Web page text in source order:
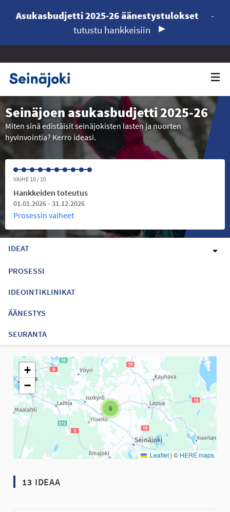
Asukasbudjetti 2025-26 äänestystulokset
-
tutustu hankkeisiin
Seinäjoen asukasbudjetti 2025-26
Miten sinä edistäisit seinäjokisten lasten ja nuorten
hyvinvointia? Kerro ideasi.
VAIHE 10 / 10
Hankkeiden toteutus
01.01.2026 - 31.12.2026
Prosessin vaiheet
IDEAT
PROSESSI
IDEOINTIKLINIKAT
ÄÄNESTYS
SEURANTA
Seuraavassa elementissä on kartta, joka esittää tämän sivun
8
+
−
Leaflet | © HERE maps
13 IDEAA